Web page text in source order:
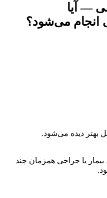
— آیا
انجام می‌شود؟
بهتر دیده می‌شود.
یا جراحی همزمان چند